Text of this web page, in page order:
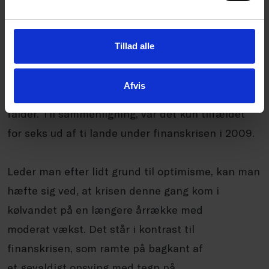
Tillad alle
Afvis
falder. Til sammenligning, var det kun tilfældet
for seks ud af ti lande under finanskrisen i 2009.
Leder man efter lidt grund til optimisme, kan man
hæfte sig ved, at krisen denne gang kom i
kølvandet på en længere årrække med
moderat vækst. Det står i kontrast til
finanskrisen, som ramte på bagkant af